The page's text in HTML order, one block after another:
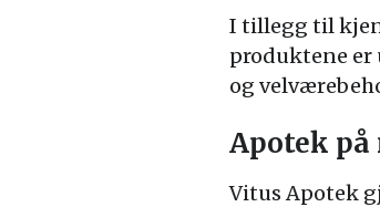
I tillegg til
produktene er
og
Apotek
Vitus Apotek